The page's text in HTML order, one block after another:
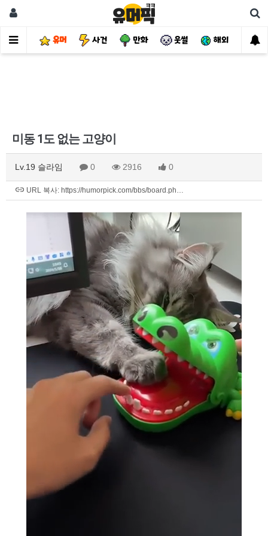
유머 사건 만화 웃썰 해외 핫
미동 1도 없는 고양이
Lv.19 슬라임 0 2916 0
URL 복사: https://humorpick.com/bbs/board.ph…